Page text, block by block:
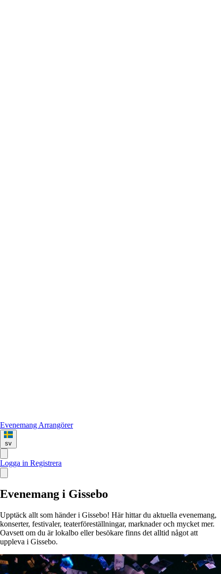
Evenemang Arrangörer
sv
Logga in Registrera
Evenemang i Gissebo
Upptäck allt som händer i Gissebo! Här hittar du aktuella evenemang,
konserter, festivaler, teaterföreställningar, marknader och mycket mer.
Oavsett om du är lokalbo eller besökare finns det alltid något att
uppleva i Gissebo.